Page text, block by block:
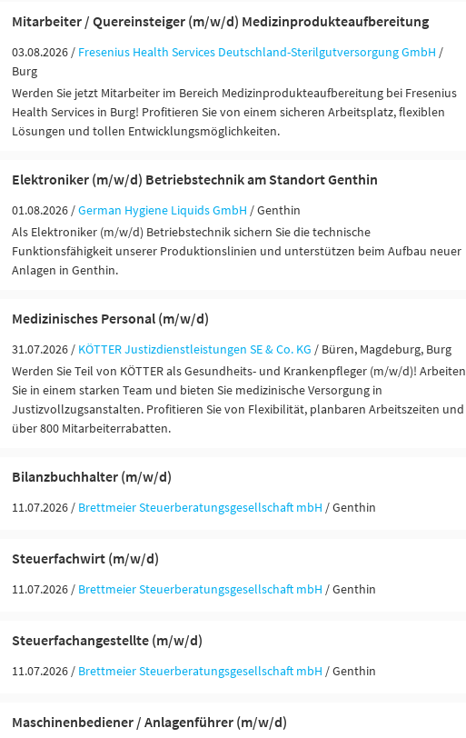
Mitarbeiter / Quereinsteiger (m/w/d) Medizinprodukteaufbereitung
03.08.2026 / Fresenius Health Services Deutschland-Sterilgutversorgung GmbH /
Burg
Werden Sie jetzt Mitarbeiter im Bereich Medizinprodukteaufbereitung bei Fresenius
Health Services in Burg! Profitieren Sie von einem sicheren Arbeitsplatz, flexiblen
Lösungen und tollen Entwicklungsmöglichkeiten.
Elektroniker (m/w/d) Betriebstechnik am Standort Genthin
01.08.2026 /German Hygiene Liquids GmbH / Genthin
Als Elektroniker (m/w/d) Betriebstechnik sichern Sie die technische
Funktionsfähigkeit unserer Produktionslinien und unterstützen beim Aufbau neuer
Anlagen in Genthin.
Medizinisches Personal (m/w/d)
31.07.2026 / KÖTTER Justizdienstleistungen SE & Co. KG / Büren, Magdeburg, Burg
Werden Sie Teil von KÖTTER als Gesundheits- und Krankenpfleger (m/w/d)! Arbeiten
Sie in einem starken Team und bieten Sie medizinische Versorgung in
Justizvollzugsanstalten. Profitieren Sie von Flexibilität, planbaren Arbeitszeiten und
über 800 Mitarbeiterrabatten.
Bilanzbuchhalter (m/w/d)
11.07.2026 / Brettmeier Steuerberatungsgesellschaft mbH / Genthin
Steuerfachwirt (m/w/d)
11.07.2026 / Brettmeier Steuerberatungsgesellschaft mbH / Genthin
Steuerfachangestellte (m/w/d)
11.07.2026 / Brettmeier Steuerberatungsgesellschaft mbH / Genthin
Maschinenbediener / Anlagenführer (m/w/d)